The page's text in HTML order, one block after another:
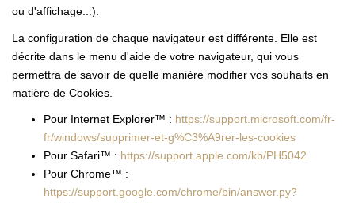
ou d'affichage...).
La configuration de chaque navigateur est différente. Elle est
décrite dans le menu d'aide de votre navigateur, qui vous
permettra de savoir de quelle manière modifier vos souhaits en
matière de Cookies.
Pour Internet Explorer™ : https://support.microsoft.com/fr-
fr/windows/supprimer-et-g%C3%A9rer-les-cookies
Pour Safari™ : https://support.apple.com/kb/PH5042
Pour Chrome™ :
https://support.google.com/chrome/bin/answer.py?